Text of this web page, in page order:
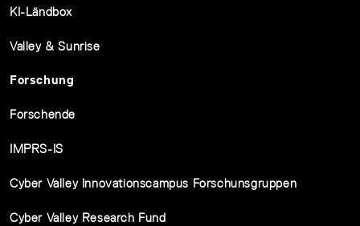
KI-Ländbox
Valley & Sunrise
Forschung
Forschende
IMPRS-IS
Cyber Valley Innovationscampus Forschunsgruppen
Cyber Valley Research Fund